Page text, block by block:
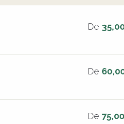
De
De
De